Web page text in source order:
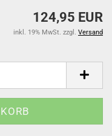
124,95 EUR
inkl. 19% MwSt. zzgl. Versand